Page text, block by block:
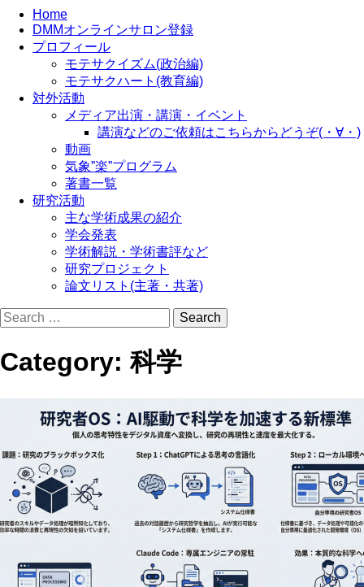
Home
DMMオンラインサロン登録
プロフィール
モテサクイズム(政治編)
モテサクハート(教育編)
対外活動
メディア出演・講演・イベント
講演などのご依頼はこちらからどうぞ(・∀・)
動画
気象”楽”プログラム
著書一覧
研究活動
主な学術成果の紹介
学会発表
学術解説・学術書評など
研究プロジェクト
論文リスト(主著・共著)
Search
for:
Category: 科学